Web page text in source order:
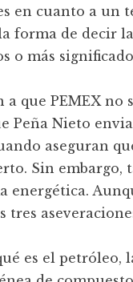
en cuanto a un
forma de decir
o más
a que PEMEX
Peña Nieto
aseguran
Sin
energética.
tres
es el petróleo,